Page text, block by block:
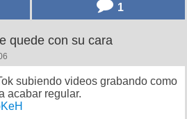
1
quede con su cara
subiendo videos grabando como
acabar regular.